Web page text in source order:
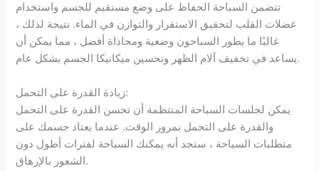
تتضمن السباحة الحفاظ على وضع مستقيم للجسم واستخدام
عضلات القلب لتحقيق الاستقرار والتوازن في الماء. نتيجة لذلك ،
غالبًا ما يطور السباحون وضعية ومحاذاة أفضل ، مما يمكن أن
يساعد في تخفيف آلام الظهر وتحسين ميكانيكا الجسم بشكل عام.
زيادة القدرة على التحمل:
يمكن لجلسات السباحة المنتظمة أن تحسن القدرة على التحمل
والقدرة على التحمل بمرور الوقت. عندما يعتاد جسمك على
متطلبات السباحة ، ستجد أنه يمكنك السباحة لفترات أطول دون
الشعور بالإرهاق.